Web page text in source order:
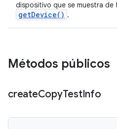
dispositivo que se muestra
getDevice() .
Métodos públicos
createCopyTestInfo